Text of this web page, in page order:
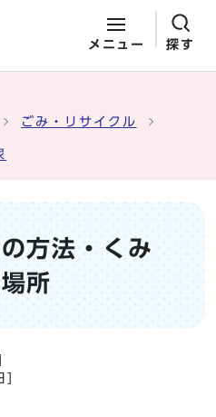
メニュー 探す
ごみ・リサイクル
方法・くみ
所